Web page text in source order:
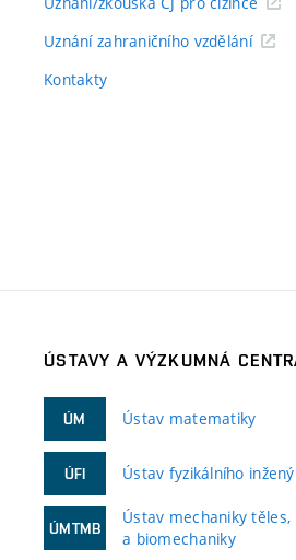
Uznání zahraničního vzdělání
Kontakty
ÚSTAVY A VÝZKUMNÁ
ÚM Ústav matematiky
ÚFI Ústav fyzikálního
ÚMTMB
Ústav mechaniky
a biomechaniky